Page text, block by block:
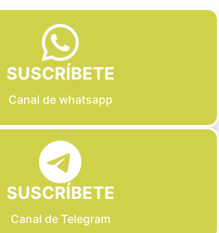
SUSCRÍBETE
Canal de whatsapp
SUSCRÍBETE
Canal de Telegram